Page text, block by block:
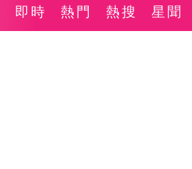
即時 熱門 熱搜 星聞